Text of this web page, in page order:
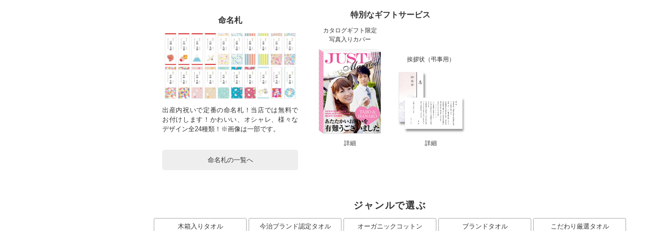
命名札
出産内祝いで定番の命名札！当店では無料で
お付けします！かわいい、オシャレ、様々な
デザイン全24種類！※画像は一部です。
命名札の一覧へ
特別なギフトサービス
カタログギフト限定
写真入りカバー
詳細
挨拶状（弔事用）
詳細
ジャンルで選ぶ
木箱入りタオル 今治ブランド認定タオル オーガニックコットン ブランドタオル こだわり厳選タオル